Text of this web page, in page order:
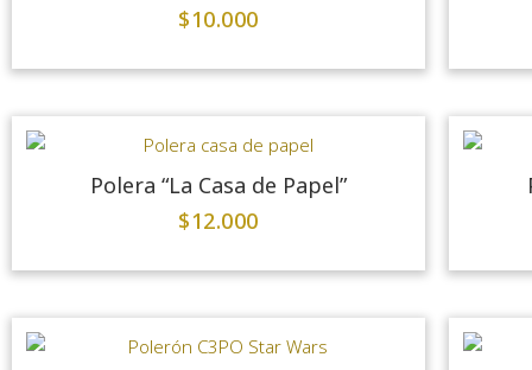
$10.000
Polera “La Casa de Papel”
$12.000